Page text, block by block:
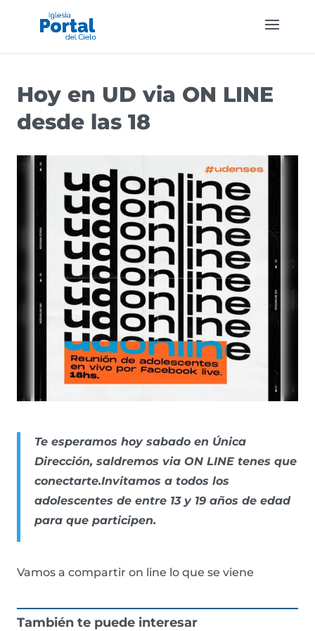
Hoy en UD via ON LINE
desde las 18
Te esperamos hoy sabado en Única
Dirección, saldremos via ON LINE tenes que
conectarte.Invitamos a todos los
adolescentes de entre 13 y 19 años de edad
para que participen.
Vamos a compartir on line lo que se viene
También te puede interesar